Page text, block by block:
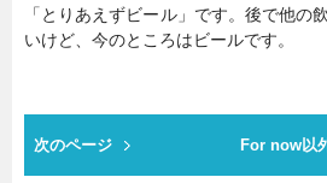
「とりあえずビール」です。後で他の
いけど、今のところはビールです。
次のページ For now以